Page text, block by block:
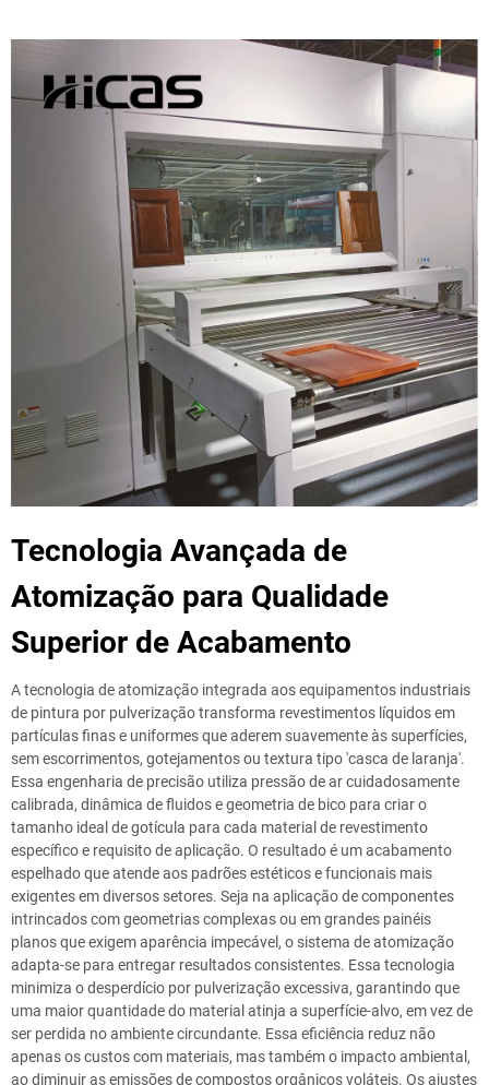
Tecnologia Avançada de
Atomização para Qualidade
Superior de Acabamento
A tecnologia de atomização integrada aos equipamentos industriais
de pintura por pulverização transforma revestimentos líquidos em
partículas finas e uniformes que aderem suavemente às superfícies,
sem escorrimentos, gotejamentos ou textura tipo 'casca de laranja'.
Essa engenharia de precisão utiliza pressão de ar cuidadosamente
calibrada, dinâmica de fluidos e geometria de bico para criar o
tamanho ideal de gotícula para cada material de revestimento
específico e requisito de aplicação. O resultado é um acabamento
espelhado que atende aos padrões estéticos e funcionais mais
exigentes em diversos setores. Seja na aplicação de componentes
intrincados com geometrias complexas ou em grandes painéis
planos que exigem aparência impecável, o sistema de atomização
adapta-se para entregar resultados consistentes. Essa tecnologia
minimiza o desperdício por pulverização excessiva, garantindo que
uma maior quantidade do material atinja a superfície-alvo, em vez de
ser perdida no ambiente circundante. Essa eficiência reduz não
apenas os custos com materiais, mas também o impacto ambiental,
ao diminuir as emissões de compostos orgânicos voláteis. Os ajustes